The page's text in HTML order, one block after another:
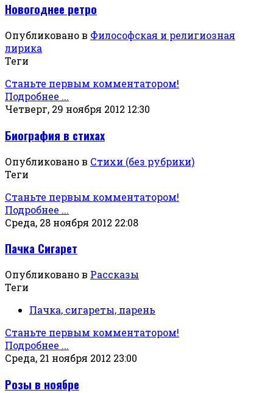
Новогоднее ретро
Опубликовано в Философская и религиозная
лирика
Теги
Станьте первым комментатором!
Подробнее ...
Четверг, 29 ноября 2012 12:30
Биография в стихах
Опубликовано в Стихи (без рубрики)
Теги
Станьте первым комментатором!
Подробнее ...
Среда, 28 ноября 2012 22:08
Пачка Сигарет
Опубликовано в Рассказы
Теги
Пачка, сигареты, парень
Станьте первым комментатором!
Подробнее ...
Среда, 21 ноября 2012 23:00
Розы в ноябре